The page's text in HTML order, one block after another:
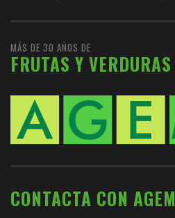
MÁS DE 30 AÑOS DE
FRUTAS Y VERDURAS
CONTACTA CON AGEM